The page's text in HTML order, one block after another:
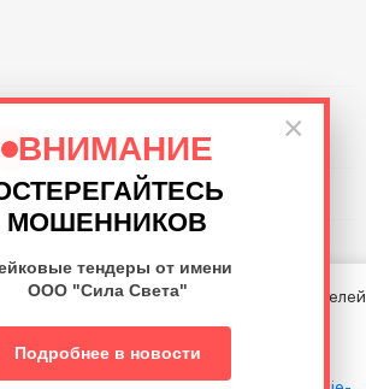
×
ВНИМАНИЕ
МОШЕННИКОВ
тендеры от имени
ООО "Сила Света"
Подробнее в новости
защищены. Данный сайт носит
характер и не является публичной
с целью анализа поведения посетителей
Сайтом, вы соглашаетесь на